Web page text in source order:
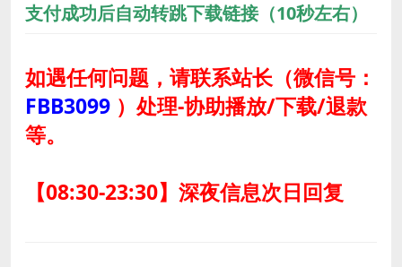
支付成功后自动转跳下载链接（10秒左右）
如遇任何问题，请联系站长（微信号：
FBB3099 ） 处理-协助播放/下载/退款
等。
【08:30-23:30】深夜信息次日回复